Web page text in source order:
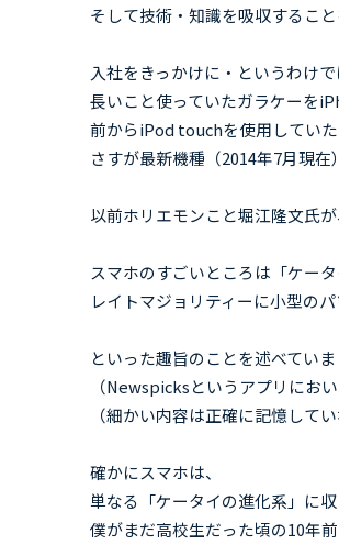
そして技術・知識を吸収するこ
入社をきっかけに・というわけで
長いこと使っていたガラケーを
前からiPod touchを使用していた
さすが最新機種（2014年7月現在
以前ホリエモンこと堀江隆文氏が
スマホのすごいところは「ケー
レイトマジョリティーに小型の
といった趣旨のことを述べていま
（Newspicksというアプリにおい
（細かい内容は正確に記憶して
確かにスマホは、
単なる「ケータイの進化系」に
僕がまだ高校生だった頃の10年